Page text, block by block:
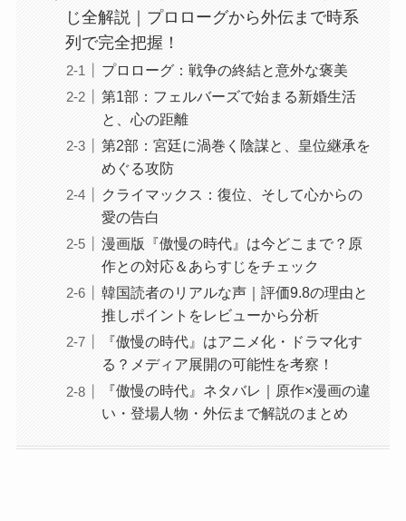
じ全解説｜プロローグから外伝まで時系
列で完全把握！
プロローグ：戦争の終結と意外な褒美
第1部：フェルバーズで始まる新婚生活
と、心の距離
第2部：宮廷に渦巻く陰謀と、皇位継承を
めぐる攻防
クライマックス：復位、そして心からの
愛の告白
漫画版『傲慢の時代』は今どこまで？原
作との対応＆あらすじをチェック
韓国読者のリアルな声｜評価9.8の理由と
推しポイントをレビューから分析
『傲慢の時代』はアニメ化・ドラマ化す
る？メディア展開の可能性を考察！
『傲慢の時代』ネタバレ｜原作×漫画の違
い・登場人物・外伝まで解説のまとめ